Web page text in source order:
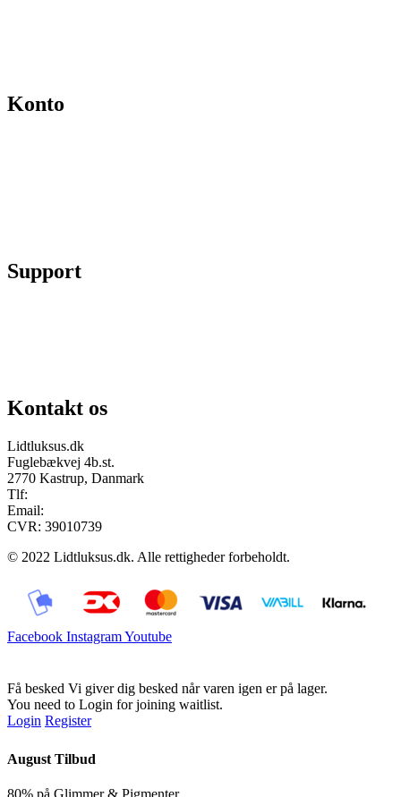
Konto
Support
Kontakt os
Lidtluksus.dk
Fuglebækvej 4b.st.
2770 Kastrup, Danmark
Tlf:
Email:
CVR: 39010739
© 2022 Lidtluksus.dk. Alle rettigheder forbeholdt.
Facebook InstagramYoutube
Få besked Vi giver dig besked når varen igen er på lager.
You need to Login for joining waitlist.
Login Register
August Tilbud